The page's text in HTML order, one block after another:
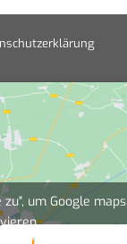
um Google maps